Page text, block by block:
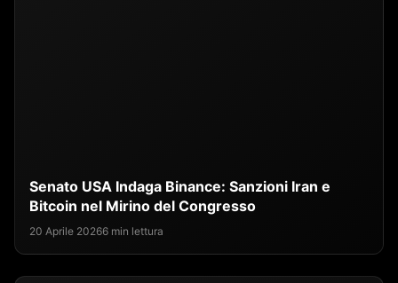
Senato USA Indaga Binance: Sanzioni Iran e
Bitcoin nel Mirino del Congresso
20 Aprile 20266 min lettura